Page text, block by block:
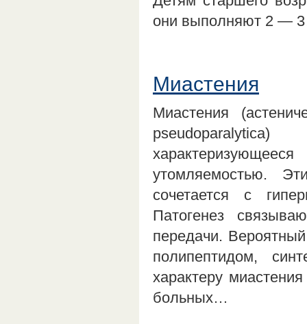
они выполняют 2 —
Миастения
Миастения
утомляемостью.
сочетается с
Патогенез
передачи.
полипептидом,
характеру
больных…